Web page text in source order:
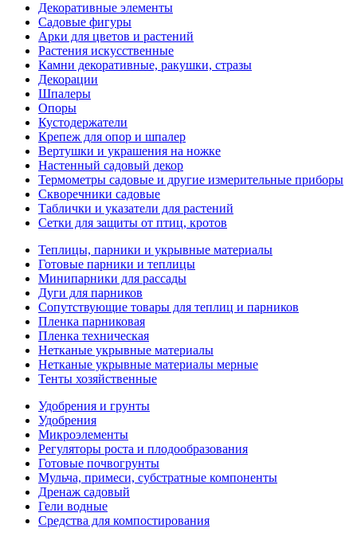
Декоративные элементы
Садовые фигуры
Арки для цветов и растений
Растения искусственные
Камни декоративные, ракушки, стразы
Декорации
Шпалеры
Опоры
Кустодержатели
Крепеж для опор и шпалер
Вертушки и украшения на ножке
Настенный садовый декор
Термометры садовые и другие измерительные приборы
Скворечники садовые
Таблички и указатели для растений
Сетки для защиты от птиц, кротов
Теплицы, парники и укрывные материалы
Готовые парники и теплицы
Минипарники для рассады
Дуги для парников
Сопутствующие товары для теплиц и парников
Пленка парниковая
Пленка техническая
Нетканые укрывные материалы
Нетканые укрывные материалы мерные
Тенты хозяйственные
Удобрения и грунты
Удобрения
Микроэлементы
Регуляторы роста и плодообразования
Готовые почвогрунты
Мульча, примеси, субстратные компоненты
Дренаж садовый
Гели водные
Средства для компостирования